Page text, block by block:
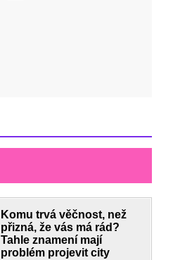
Komu trvá věčnost, než
přizná, že vás má rád?
Tahle znamení mají
problém projevit city